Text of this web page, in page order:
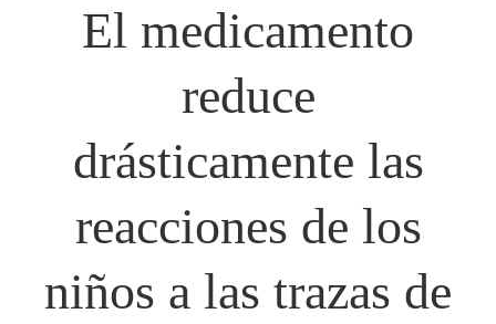
El medicamento
reduce
drásticamente las
reacciones de los
niños a las trazas de